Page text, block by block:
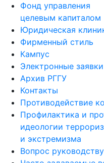
Фонд управления
целевым капиталом
Юридическая
Фирменный стиль
Кампус
Электронные заявки
Архив РГГУ
Контакты
Противодействие
Профилактика и
идеологии
и экстремизма
Вопрос руководству